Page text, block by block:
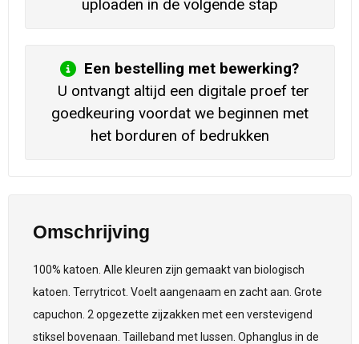
uploaden in de volgende stap
Een bestelling met bewerking?
U ontvangt altijd een digitale proef ter
goedkeuring voordat we beginnen met
het borduren of bedrukken
Omschrijving
100% katoen. Alle kleuren zijn gemaakt van biologisch
katoen. Terrytricot. Voelt aangenaam en zacht aan. Grote
capuchon. 2 opgezette zijzakken met een verstevigend
stiksel bovenaan. Tailleband met lussen. Ophanglus in de